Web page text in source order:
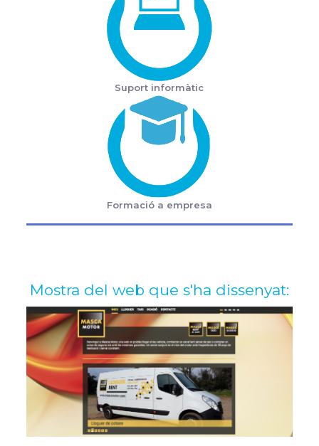
Suport informàtic
Formació a empresa
Mostra del web que s'ha dissenyat: